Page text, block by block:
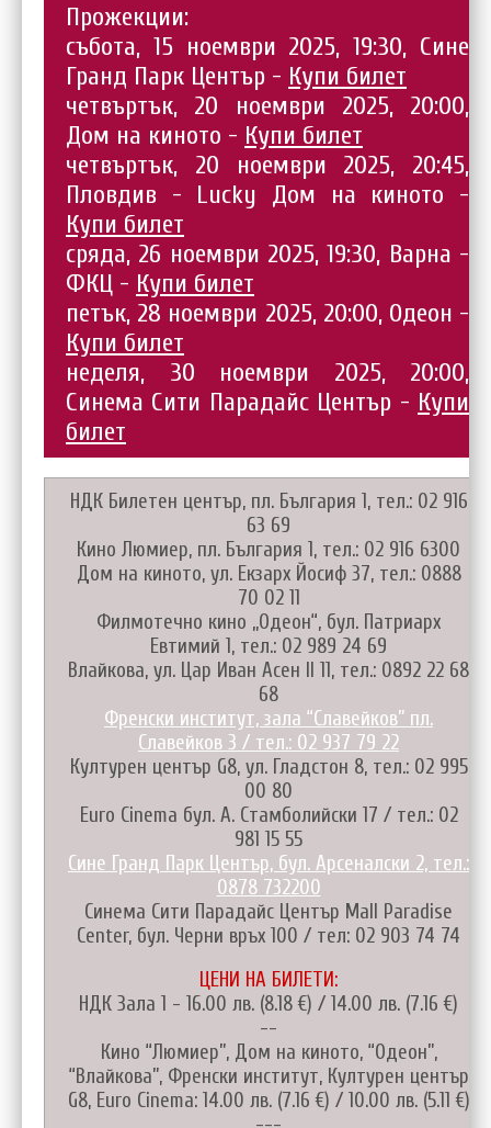
Прожекции:
събота, 15 ноември 2025, 19:30, Сине
Гранд Парк Център - Купи билет
четвъртък, 20 ноември 2025, 20:00,
Дом на киното - Купи билет
четвъртък, 20 ноември 2025, 20:45,
Пловдив - Lucky Дом на киното -
Купи билет
сряда, 26 ноември 2025, 19:30, Варна -
ФКЦ - Купи билет
петък, 28 ноември 2025, 20:00, Одеон -
Купи билет
неделя, 30 ноември 2025, 20:00,
Синема Сити Парадайс Център - Купи
билет
НДК Билетен център, пл. България 1, тел.: 02 916
63 69
Кино Люмиер, пл. България 1, тел.: 02 916 6300
Дом на киното, ул. Екзарх Йосиф 37, тел.: 0888
70 02 11
Филмотечно кино „Одеон“, бул. Патриарх
Евтимий 1, тел.: 02 989 24 69
Влайкова, ул. Цар Иван Асен II 11, тел.: 0892 22 68
68
Френски институт, зала “Славейков” пл.
Славейков 3 / тел.: 02 937 79 22
Културен център G8, ул. Гладстон 8, тел.: 02 995
00 80
Euro Cinema бул. А. Стамболийски 17 / тел.: 02
981 15 55
Сине Гранд Парк Център, бул. Арсеналски 2, тел.:
0878 732200
Синема Сити Парадайс Център Mall Paradise
Center, бул. Черни връх 100 / тел: 02 903 74 74
ЦЕНИ НА БИЛЕТИ:
НДК Зала 1 - 16.00 лв. (8.18 €) / 14.00 лв. (7.16 €)
--
Кино “Люмиер”, Дом на киното, “Одеон”,
“Влайкова”, Френски институт, Културен център
G8, Euro Cinema: 14.00 лв. (7.16 €) / 10.00 лв. (5.11 €)